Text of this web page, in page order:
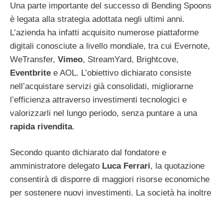
Una parte importante del successo di Bending Spoons
è legata alla strategia adottata negli ultimi anni.
L’azienda ha infatti acquisito numerose piattaforme
digitali conosciute a livello mondiale, tra cui Evernote,
WeTransfer, Vimeo, StreamYard, Brightcove,
Eventbrite e AOL. L’obiettivo dichiarato consiste
nell’acquistare servizi già consolidati, migliorarne
l’efficienza attraverso investimenti tecnologici e
valorizzarli nel lungo periodo, senza puntare a una
rapida rivendita.
Secondo quanto dichiarato dal fondatore e
amministratore delegato Luca Ferrari, la quotazione
consentirà di disporre di maggiori risorse economiche
per sostenere nuovi investimenti. La società ha inoltre